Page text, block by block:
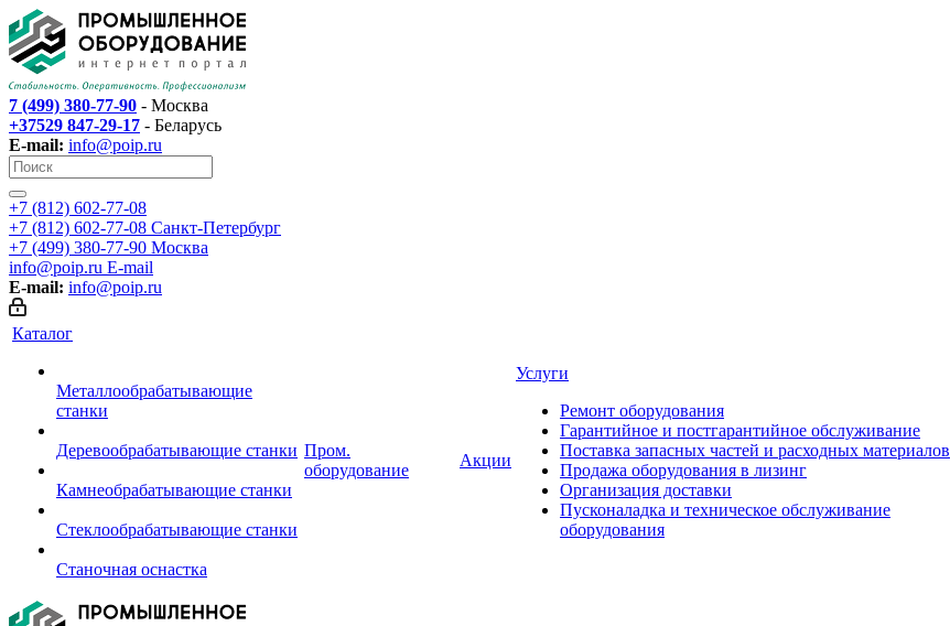
7 (499) 380-77-90 - Москва
+37529 847-29-17 - Беларусь
E-mail: info@poip.ru
+7 (812) 602-77-08
+7 (812) 602-77-08 Санкт-Петербург
+7 (499) 380-77-90 Москва
info@poip.ru E-mail
E-mail: info@poip.ru
Каталог
Металлообрабатывающие
станки
Деревообрабатывающие станки
Камнеобрабатывающие станки
Стеклообрабатывающие станки
Станочная оснастка
Пром.
оборудование
Акции
Услуги
Ремонт оборудования
Гарантийное и постгарантийное обслуживание
Поставка запасных частей и расходных материалов
Продажа оборудования в лизинг
Организация доставки
Пусконаладка и техническое обслуживание
оборудования